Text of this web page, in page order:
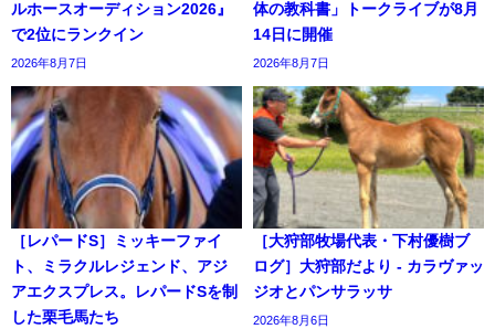
ルホースオーディション2026』
で2位にランクイン
2026年8月7日
体の教科書」トークライブが8月
14日に開催
2026年8月7日
［レパードS］ミッキーファイ
ト、ミラクルレジェンド、アジ
アエクスプレス。レパードSを制
した栗毛馬たち
［大狩部牧場代表・下村優樹ブ
ログ］大狩部だより - カラヴァッ
ジオとパンサラッサ
2026年8月6日